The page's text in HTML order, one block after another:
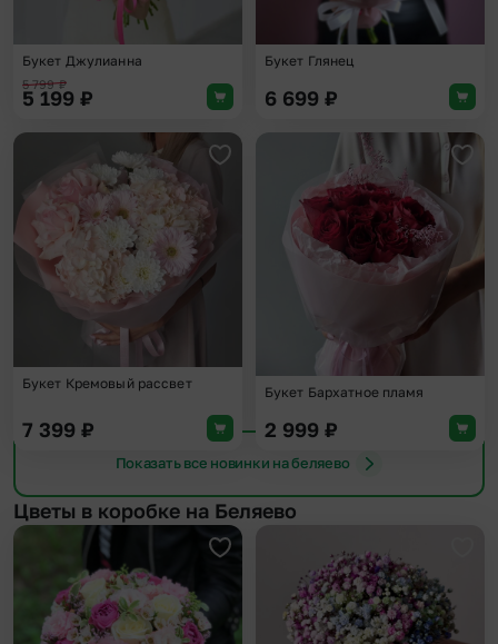
Букет Джулианна
5 799₽
5 199 ₽
Букет Глянец
6 699 ₽
Добавить в избранное
Букет Кремовый рассвет
7 399 ₽
Букет Бархатное пламя
2 999 ₽
Показать все новинки на беляево
Цветы в коробке на Беляево
Добавить в избранное